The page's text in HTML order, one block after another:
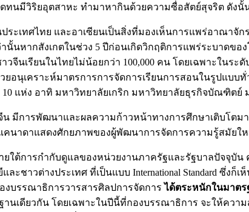
นมีวิริยอุตสาหะ ทำมาหากินด้วยความซื่อสัตย์สุจริต ดังนั้
ะเทศไทย และอาเซียนเป็นสิ่งที่มองเห็นการแพร่อาณา
นหากสังเกตในช่วง 5 ปีก่อนเกิดวิกฤติการแพร่ระบาดข
วจีนเรียนในไทยไม่น้อยกว่า 100,000 คน โดยเฉพาะใน
ยอนุเคราะห์มาตรการการจัดการเรียนการสอนในรูปแบ
แห่ง อาทิ มหาวิทยาลัยเกริก มหาวิทยาลัยธุรกิจบัณฑิตย์
มีการพัฒนาและผลความก้าวหน้าทางการศึกษาเติบโต
คนาดาแสดงศักยภาพของผู้พัฒนาการจัดการความรู้สมัยใ
ยใต้การกำกับดูแลของหน่วยงานภาครัฐและรัฐบาลปัจจุ
ะชาวต่างประเทศ ที่เป็นแบบ International Standard
งบรรณาธิการวารสารศิลปการจัดการ ได้ตระหนักในมาต
นเดียวกัน โดยเฉพาะในปีนี้ที่กองบรรณาธิการ จะให้คว